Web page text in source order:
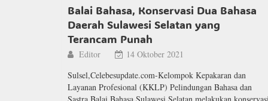
Balai Bahasa, Konservasi Dua Bahasa
Daerah Sulawesi Selatan yang
Terancam Punah
Editor
14 Oktober 2021
Sulsel,Celebesupdate.com-Kelompok Kepakaran dan
Layanan Profesional (KKLP) Pelindungan Bahasa dan
Sastra Balai Bahasa Sulawesi Selatan melakukan konservasi